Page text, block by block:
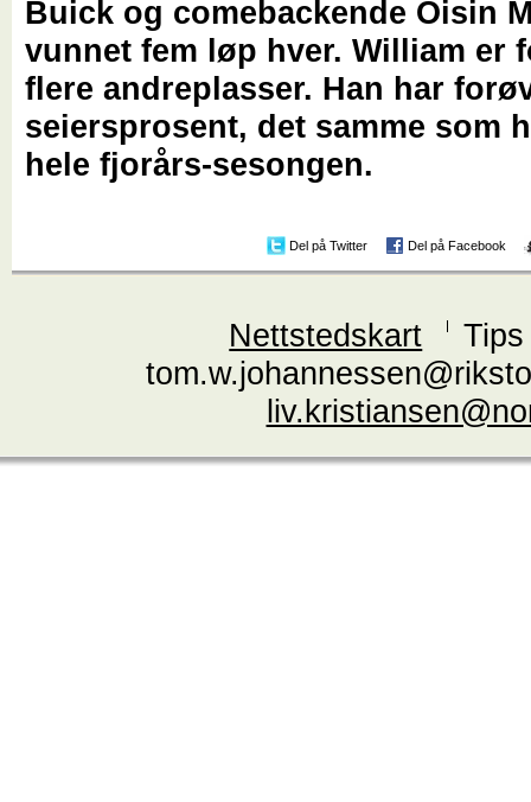
Buick og comebackende Oisin
vunnet fem løp hver. William er
flere andreplasser. Han har
seiersprosent, det samme som
hele fjorårs-sesongen.
Del på Twitter Del på Facebook
Nettstedskart